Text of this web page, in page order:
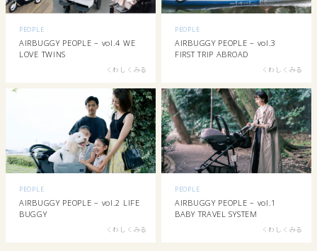
PEOPLE
AIRBUGGY PEOPLE – vol.4 WE
LOVE TWINS
くわしくみる
PEOPLE
AIRBUGGY PEOPLE – vol.3
FIRST TRIP ABROAD
くわしくみる
PEOPLE
AIRBUGGY PEOPLE – vol.2 LIFE
BUGGY
くわしくみる
PEOPLE
AIRBUGGY PEOPLE – vol.1
BABY TRAVEL SYSTEM
くわしくみる